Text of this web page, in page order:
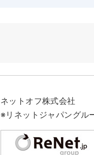
ネットオフ株式会社
※リネットジャパングル